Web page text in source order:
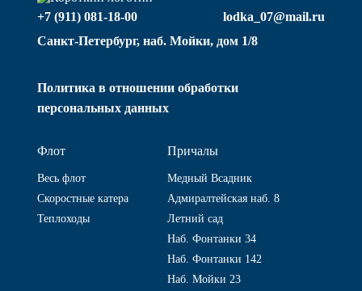
+7 (911) 081-18-00
lodka_07@mail.ru
Санкт-Петербург, наб. Мойки, дом 1/8
Политика в отношении обработки
персональных данных
Флот
Весь флот
Скоростные катера
Теплоходы
Причалы
Медный Всадник
Адмиралтейская наб. 8
Летний сад
Наб. Фонтанки 34
Наб. Фонтанки 142
Наб. Мойки 23